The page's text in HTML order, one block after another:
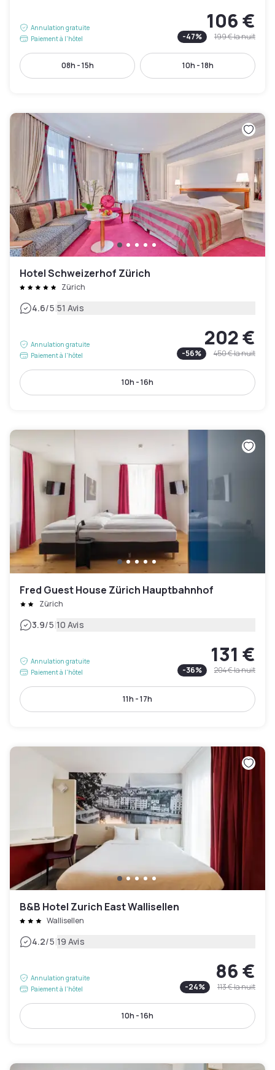
Annulation gratuite
Paiement à l'hôtel
106 €
-47% 199 €la nuit
08h - 15h 10h - 18h
Hotel Schweizerhof Zürich
Zürich
4.6/5|51 Avis
Annulation gratuite
Paiement à l'hôtel
202 €
-56% 450 €la nuit
10h - 16h
Fred Guest House Zürich Hauptbahnhof
Zürich
3.9/5|10 Avis
Annulation gratuite
Paiement à l'hôtel
131 €
-36% 204 €la nuit
11h - 17h
B&B Hotel Zurich East Wallisellen
Wallisellen
4.2/5|19 Avis
Annulation gratuite
Paiement à l'hôtel
86 €
-24% 113 €la nuit
10h - 16h